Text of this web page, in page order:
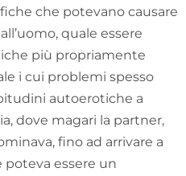
che potevano causare
quale essere
più propriamente
i cui problemi spesso
autoerotiche a
dove magari la partner,
fino ad arrivare a
essere un